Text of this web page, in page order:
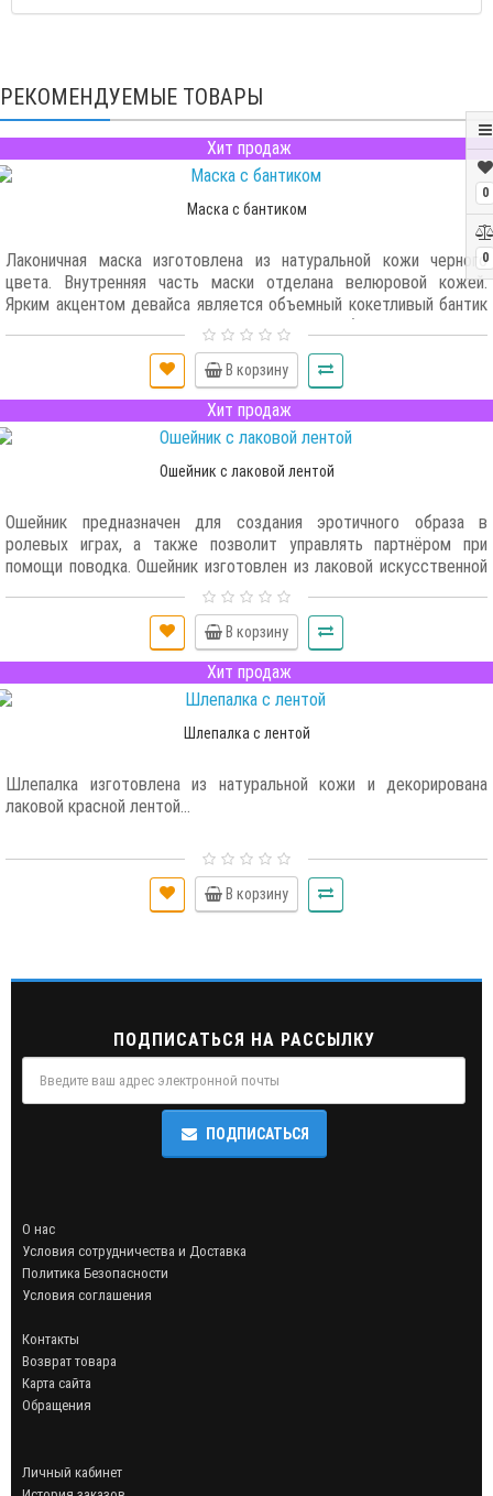
0
0
РЕКОМЕНДУЕМЫЕ ТОВАРЫ
Хит продаж
Маска с бантиком
Лаконичная маска изготовлена из натуральной кожи черного
цвета. Внутренняя часть маски отделана велюровой кожей.
Ярким акцентом девайса является объемный кокетливый бантик
из красной лаковой натуральной кожи. Удобство и простоту
использования обеспечивает эластичная резинка...
В корзину
Хит продаж
Ошейник с лаковой лентой
Ошейник предназначен для создания эротичного образа в
ролевых играх, а также позволит управлять партнёром при
помощи поводка. Ошейник изготовлен из лаковой искусственной
кожи вишневого оттенка. В качестве подклады используется
искусственный мех, мягкий и приятный на ощупь. Регулируется
ошейник при помощи металлической пряжки. Фурнитура имеет
никелевое покрытие. В комплекте с ошейником идет поводок в
виде цепочки с карабином и петлёй из искусственной кожи, для
запястья. Длина поводка-цепочки составляет около 1 м...
В корзину
Хит продаж
Шлепалка с лентой
Шлепалка изготовлена из натуральной кожи и декорирована
лаковой красной лентой...
В корзину
ПОДПИСАТЬСЯ НА РАССЫЛКУ
ПОДПИСАТЬСЯ
О нас
Условия сотрудничества и Доставка
Политика Безопасности
Условия соглашения
Контакты
Возврат товара
Карта сайта
Обращения
Личный кабинет